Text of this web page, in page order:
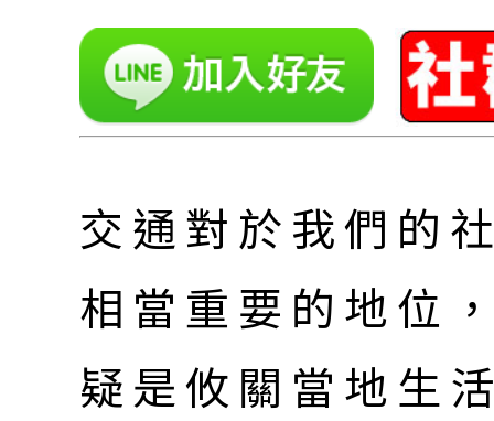
交通對於我們的
相當重要的地位
疑是攸關當地生